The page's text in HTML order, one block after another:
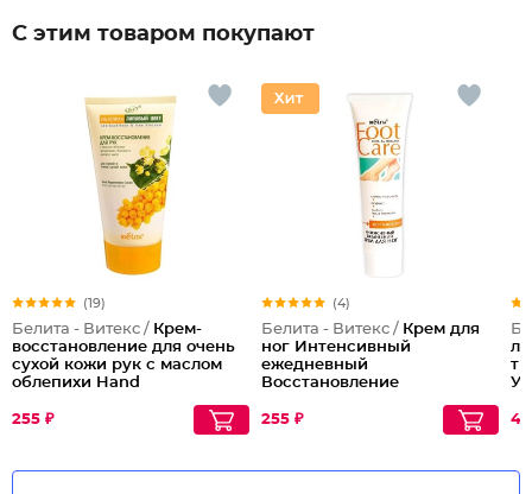
С этим товаром покупают
(19)
Белита - Витекс / Крем-
восстановление для очень
сухой кожи рук с маслом
облепихи Hand
and Dry Very Skin
255 ₽
(4)
Белита - Витекс / Крем для
ног Интенсивный
ежедневный
Восстановление
255 ₽